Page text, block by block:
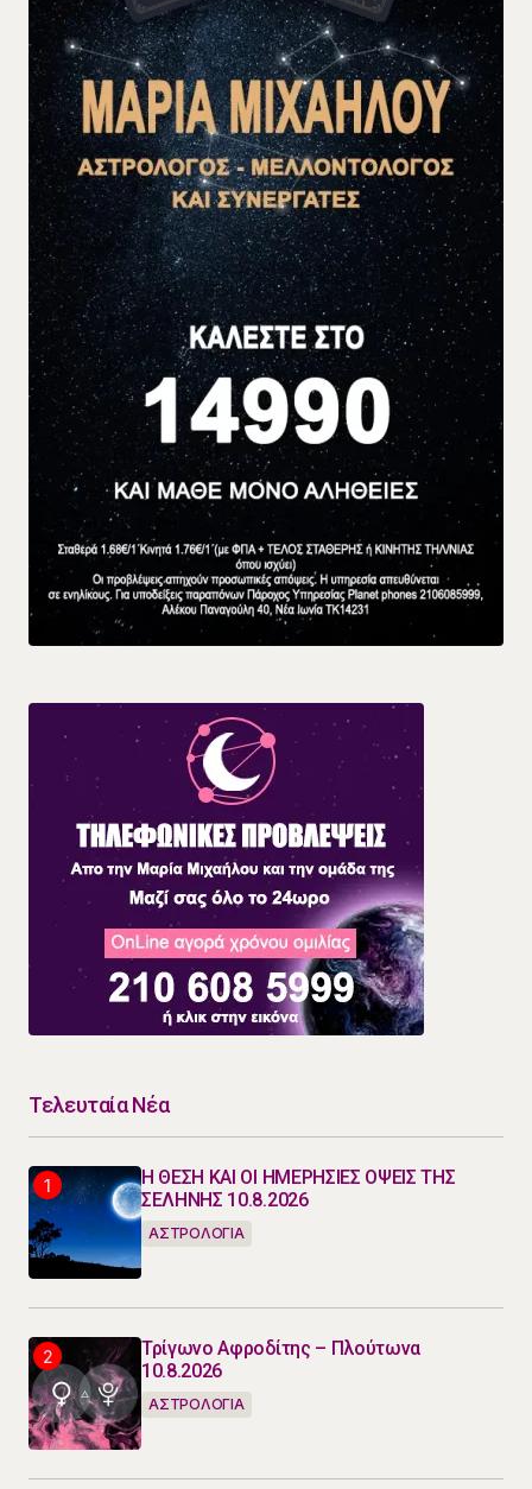
Τελευταία Νέα
Η ΘΕΣΗ ΚΑΙ ΟΙ ΗΜΕΡΗΣΙΕΣ ΟΨΕΙΣ ΤΗΣ
ΣΕΛΗΝΗΣ 10.8.2026
ΑΣΤΡΟΛΟΓΙΑ
Τρίγωνο Αφροδίτης – Πλούτωνα
10.8.2026
ΑΣΤΡΟΛΟΓΙΑ